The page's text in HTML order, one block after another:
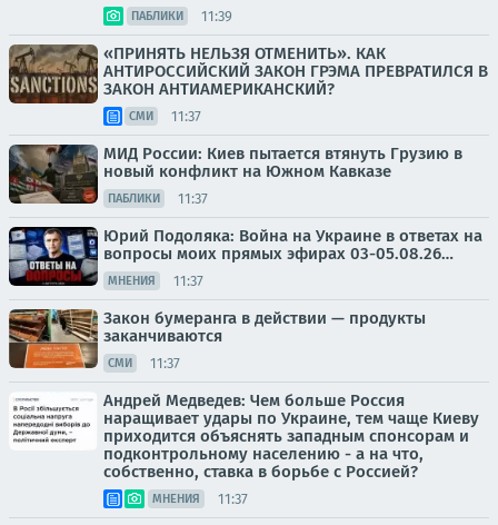
ПАБЛИКИ 11:39
«ПРИНЯТЬ НЕЛЬЗЯ ОТМЕНИТЬ». КАК
АНТИРОССИЙСКИЙ ЗАКОН ГРЭМА ПРЕВРАТИЛСЯ В
ЗАКОН АНТИАМЕРИКАНСКИЙ?
СМИ 11:37
МИД России: Киев пытается втянуть Грузию в
новый конфликт на Южном Кавказе
ПАБЛИКИ 11:37
Юрий Подоляка: Война на Украине в ответах на
вопросы моих прямых эфирах 03-05.08.26…
МНЕНИЯ 11:37
Закон бумеранга в действии — продукты
заканчиваются
СМИ 11:37
Андрей Медведев: Чем больше Россия
наращивает удары по Украине, тем чаще Киеву
приходится объяснять западным спонсорам и
подконтрольному населению - а на что,
собственно, ставка в борьбе с Россией?
МНЕНИЯ 11:37